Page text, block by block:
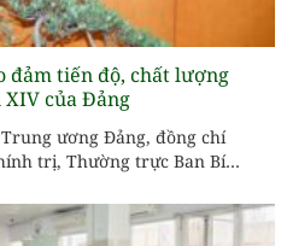
đảm tiến độ, chất lượng
của Đảng
ương Đảng, đồng chí
trị, Thường trực Ban Bí
Tiểu ban. Cùng dự có các